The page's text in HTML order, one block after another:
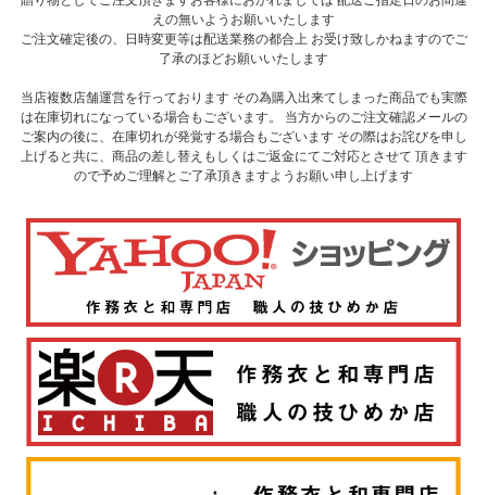
えの無いようお願いいたします
ご注文確定後の、日時変更等は配送業務の都合上 お受け致しかねますのでご
了承のほどお願いいたします
当店複数店舗運営を行っております その為購入出来てしまった商品でも実際
は在庫切れになっている場合もございます。 当方からのご注文確認メールの
ご案内の後に、在庫切れが発覚する場合もございます その際はお詫びを申し
上げると共に、商品の差し替えもしくはご返金にてご対応とさせて 頂きます
ので予めご理解とご了承頂きますようお願い申し上げます